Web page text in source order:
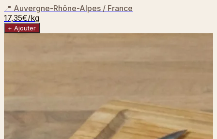
📍 Auvergne-Rhône-Alpes / France
17,35€/kg
+ Ajouter